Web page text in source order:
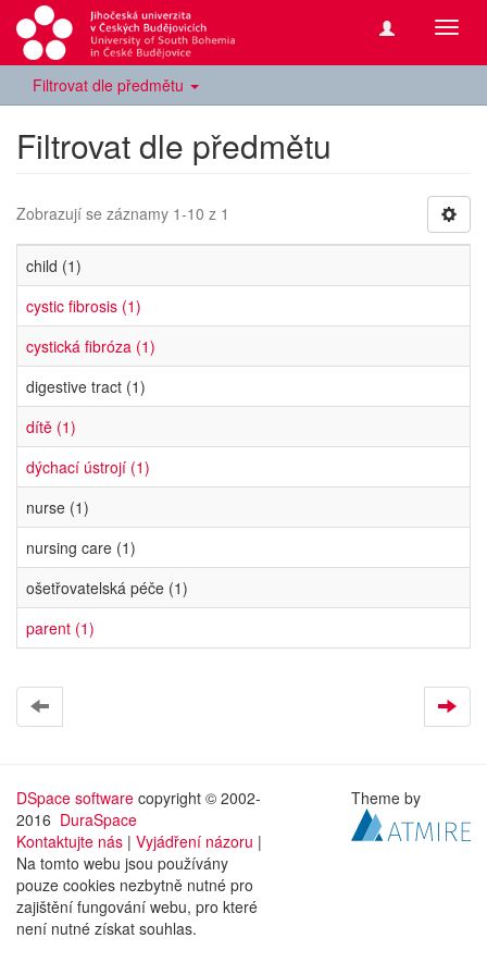
Filtrovat dle předmětu
Filtrovat dle předmětu
Zobrazují se záznamy 1-10 z 1
child (1)
cystic fibrosis (1)
cystická fibróza (1)
digestive tract (1)
dítě (1)
dýchací ústrojí (1)
nurse (1)
nursing care (1)
ošetřovatelská péče (1)
parent (1)
DSpace software copyright © 2002-
2016 DuraSpace
Kontaktujte nás | Vyjádření názoru |
Na tomto webu jsou používány
pouze cookies nezbytně nutné pro
zajištění fungování webu, pro které
není nutné získat souhlas.
Theme by